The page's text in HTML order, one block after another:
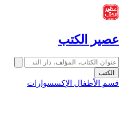
عصير الكتب
الكتب
قسم الأطفال الإكسسوارات